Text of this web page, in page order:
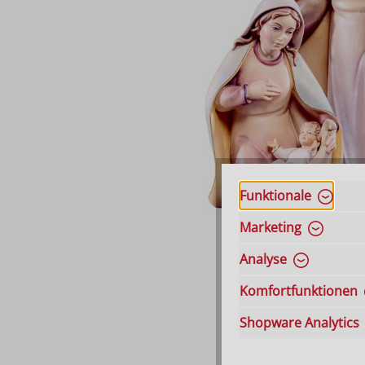
Funktionale
Marketing
Analyse
Komfortfunktionen
Shopware Analytics